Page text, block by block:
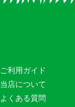
ご利用ガイド
当店について
よくある質問